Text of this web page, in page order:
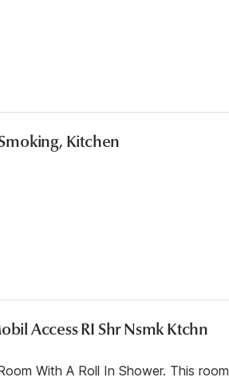
Kitchen
Access RI Shr Nsmk Ktchn
With A Roll In Shower. This room